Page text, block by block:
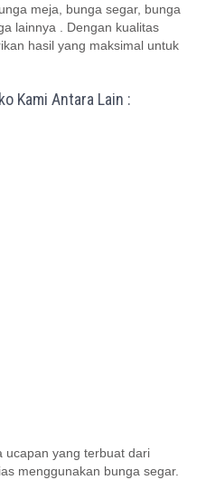
meja, bunga segar, bunga
lainnya . Dengan kualitas
hasil yang maksimal untuk
Kami Antara Lain :
ucapan yang terbuat dari
menggunakan bunga segar.